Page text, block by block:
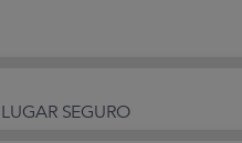
SEGURO